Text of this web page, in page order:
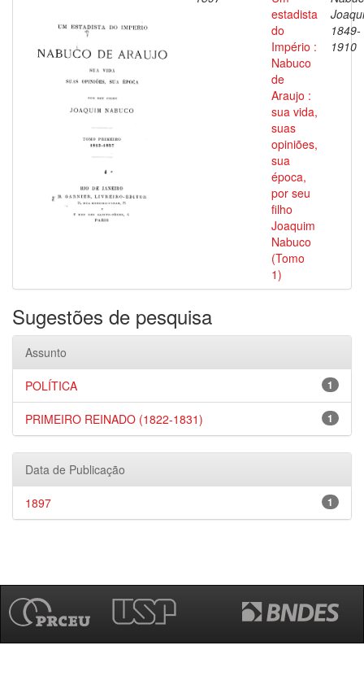
estadista
do
Império :
Nabuco
de
Araujo :
sua vida,
suas
opiniões,
sua
época,
por seu
filho
Joaquim
Nabuco
(Tomo
1)
1849-
1910
Sugestões de pesquisa
Assunto
1
POLÍTICA
1
PRIMEIRO REINADO (1822-1831)
Data de Publicação
1
1897